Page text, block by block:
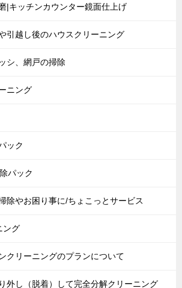
|キッチンカウンター鏡面仕上げ
引越し後のハウスクリーニング
シ、網戸の掃除
ニング
ック
パック
除やお困り事に/ちょこっとサービス
ング
クリーニングのプランについて
外し（脱着）して完全分解クリーニング